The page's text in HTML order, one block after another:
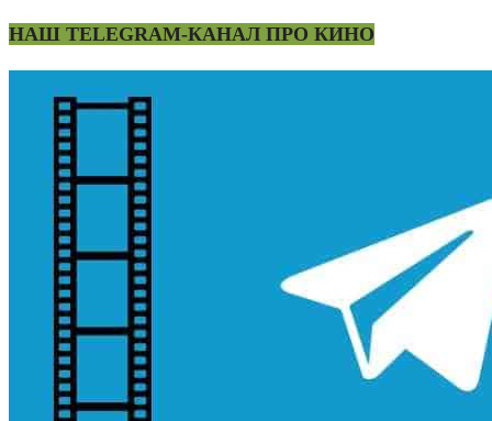
НАШ TELEGRAM-КАНАЛ ПРО КИНО